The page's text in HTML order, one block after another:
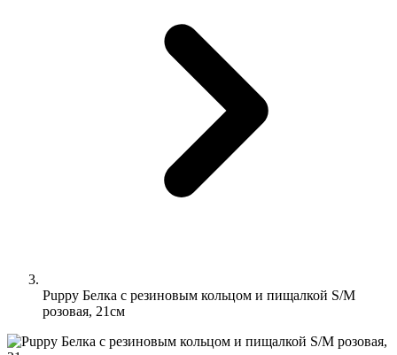
Puppy Белка с резиновым кольцом и пищалкой S/M
розовая, 21см